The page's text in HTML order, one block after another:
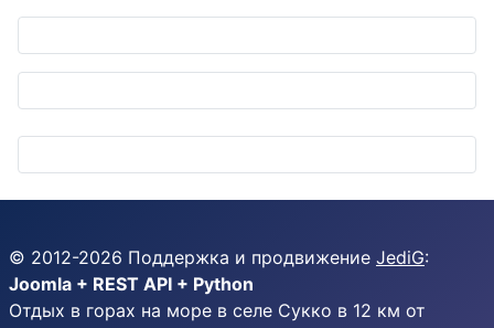
© 2012-2026 Поддержка и продвижение JediG:
Joomla + REST API + Python
Отдых в горах на море в селе Сукко в 12 км от